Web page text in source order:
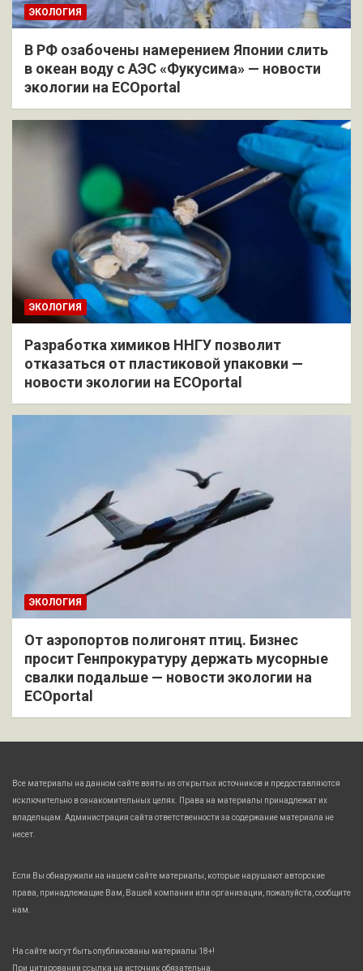
ЭКОЛОГИЯ
В РФ озабочены намерением Японии слить
в океан воду с АЭС «Фукусима» — новости
экологии на ECOportal
ЭКОЛОГИЯ
Разработка химиков ННГУ позволит
отказаться от пластиковой упаковки —
новости экологии на ECOportal
ЭКОЛОГИЯ
От аэропортов полигонят птиц. Бизнес
просит Генпрокуратуру держать мусорные
свалки подальше — новости экологии на
ECOportal
Все материалы на данном сайте взяты из открытых источников и предоставляются
исключительно в ознакомительных целях. Права на материалы принадлежат их
владельцам. Администрация сайта ответственности за содержание материала не
несет.
Если Вы обнаружили на нашем сайте материалы, которые нарушают авторские
права, принадлежащие Вам, Вашей компании или организации, пожалуйста, сообщите
нам.
На сайте могут быть опубликованы материалы 18+!
При цитировании ссылка на источник обязательна.